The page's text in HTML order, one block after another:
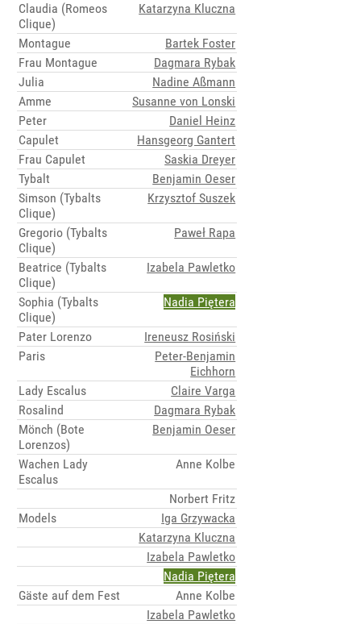
Claudia (Romeos
Clique)
Katarzyna Kluczna
Montague
Bartek Foster
Frau Montague
Dagmara Rybak
Julia
Nadine Aßmann
Amme
Susanne von Lonski
Peter
Daniel Heinz
Capulet
Hansgeorg Gantert
Frau Capulet
Saskia Dreyer
Tybalt
Benjamin Oeser
Simson (Tybalts
Clique)
Krzysztof Suszek
Gregorio (Tybalts
Clique)
Paweł Rapa
Beatrice (Tybalts
Clique)
Izabela Pawletko
Sophia (Tybalts
Clique)
Nadia Piętera
Pater Lorenzo
Ireneusz Rosiński
Paris
Peter-Benjamin
Eichhorn
Lady Escalus
Claire Varga
Rosalind
Dagmara Rybak
Mönch (Bote
Lorenzos)
Benjamin Oeser
Wachen Lady
Escalus
Anne Kolbe
Norbert Fritz
Models
Iga Grzywacka
Katarzyna Kluczna
Izabela Pawletko
Nadia Piętera
Gäste auf dem Fest
Anne Kolbe
Izabela Pawletko